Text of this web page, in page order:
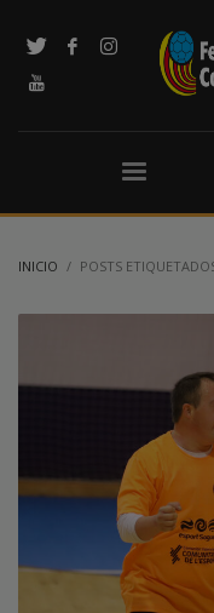
INICIO POSTS